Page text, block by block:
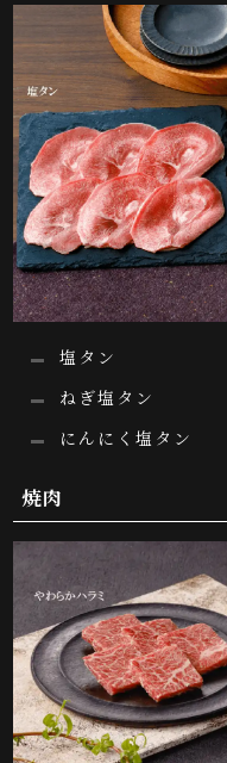
塩タン
ねぎ塩タン
にんにく塩タン
焼肉